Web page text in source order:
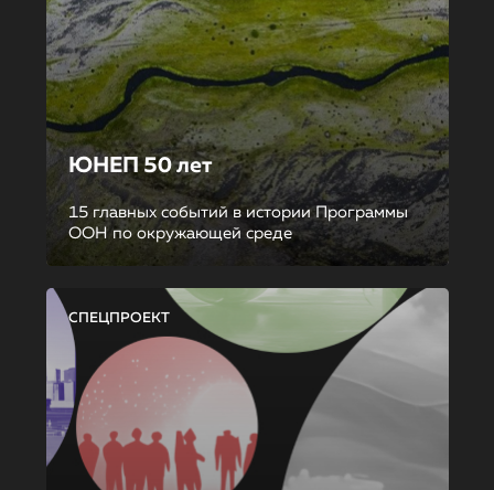
ЮНЕП 50 лет
15 главных событий в истории Программы
ООН по окружающей среде
СПЕЦПРОЕКТ